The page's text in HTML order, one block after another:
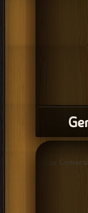
قراءة و تحميل كتاب كتاب Conversations with David Foster Wallace PDF مجانا |